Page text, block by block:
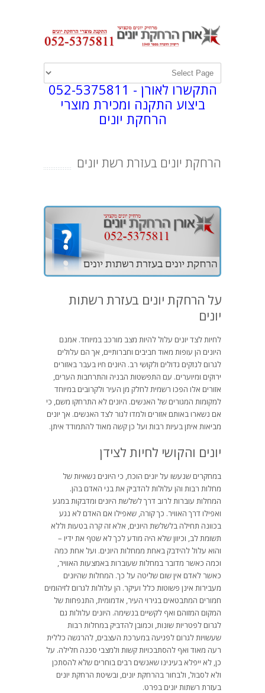
התקשרו לאורן -052-5375811
ביצוע התקנה ומכירת מוצרי
הרחקת יונים
הרחקת יונים בעזרת רשת יונים
על הרחקת יונים בעזרת רשתות
יונים
לחיות לצד יונים עלול להיות מצב מורכב במיוחד. אמנם
היונים הן עופות מאוד חביבים וחברותיים, אך הם עלולים
לגרום לנזקים גדולים ולקושי רב. היונים חיו בעבר באזורים
ירוקים ומיוערים. עם התפשטות הבניה והתרחבות הערים,
אזורים אלו הפכו רשמית לחלק מן העיר ולקרובים במיוחד
למקומות המגורים של האנשים. היונים לא התרחקו משם, כי
אם נשארו באותם אזורים ולמדו לגור לצד האנשים. אך יונים
מביאות איתן בעיות רבות ועל כן קשה מאוד להתמודד איתן.
יונים והקושי לחיות לצידן
במחקרים שנעשו על יונים הוכח, כי היונים נשאיות של
מחלות רבות והן עלולות להדביק את בני האדם בהן.
המחלות עוברות לרוב דרך לשלשת היונים ומדבקות במגע
ואפילו דרך האוויר. כך קורה, שאפילו אם האדם לא נגע
בכוונה תחילה בלשלשת היונים, אלא זה קרה בטעות וללא
תשומת לב, וכיוון שלא היה מודע לכך לא שטף את ידיו –
והוא עלול להידבק באחת ממחלות היונים. ועל אחת כמה
וכמה כאשר מדובר במחלות שעוברות באמצעות האוויר,
כאשר לאדם אין שום שליטה על כך. המחלות שהיונים
מעבירות אינן פשוטות כלל ועיקר. הן עלולות לגרום לזיהומים
חמורים המתבטאים בגירוי העיר, אדמומית, התנפחות של
המקום המזוהם ואף לקשיים בנשימה. היונים עלולות גם
לגרום לפטריות שונות, וכמובן להדביק במחלות רבות
שעשויות לגרום לפגיעה במערכת העצבים, להרגשה כללית
רעה מאוד ואף להסתבכויות קשות ולמצבי סכנה חלילה. על
כן, לא ייפלא בעינינו שאנשים רבים בוחרים שלא להסתכן
ולא לסבול, ולבחור בהרחקת יונים, ובשיטת הרחקת יונים
בעזרת רשתות יונים בפרט.